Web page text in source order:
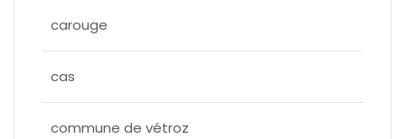
carouge
cas
commune de vétroz